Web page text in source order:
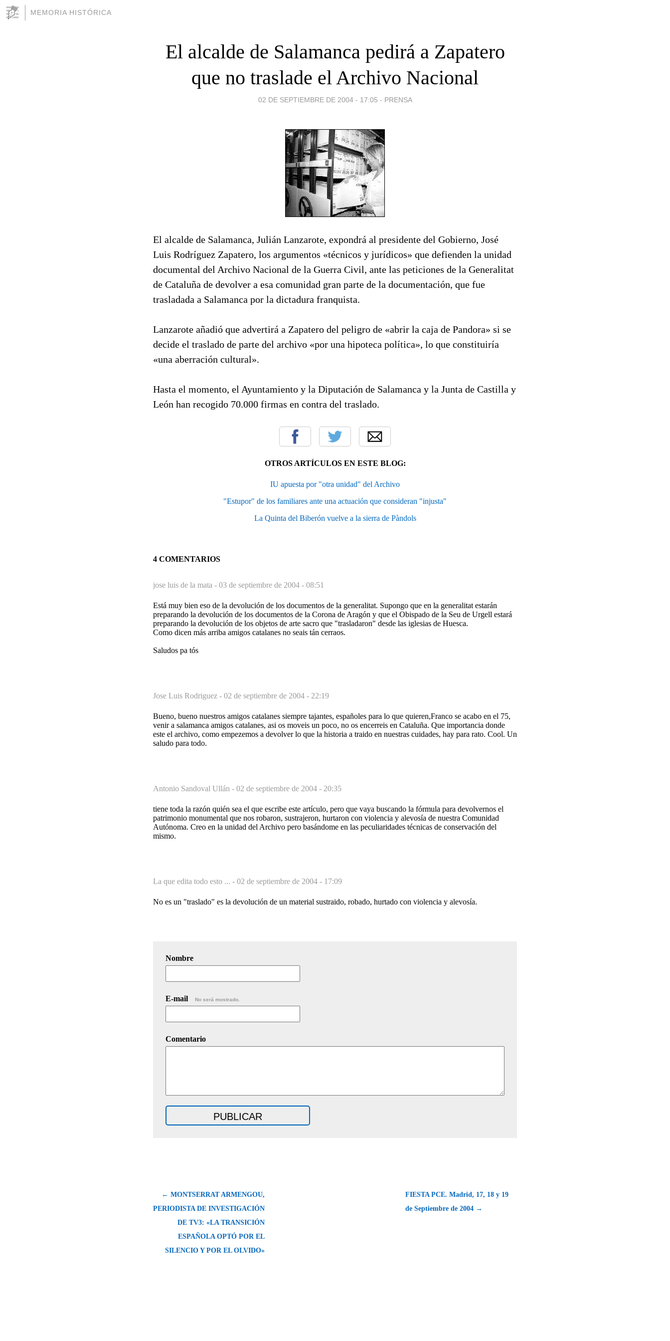
MEMORIA HISTÓRICA
El alcalde de Salamanca pedirá a Zapatero
que no traslade el Archivo Nacional
02 DE SEPTIEMBRE DE 2004 - 17:05 - PRENSA
El alcalde de Salamanca, Julián Lanzarote, expondrá al presidente del Gobierno, José
Luis Rodríguez Zapatero, los argumentos «técnicos y jurídicos» que defienden la unidad
documental del Archivo Nacional de la Guerra Civil, ante las peticiones de la Generalitat
de Cataluña de devolver a esa comunidad gran parte de la documentación, que fue
trasladada a Salamanca por la dictadura franquista.
Lanzarote añadió que advertirá a Zapatero del peligro de «abrir la caja de Pandora» si se
decide el traslado de parte del archivo «por una hipoteca política», lo que constituiría
«una aberración cultural».
Hasta el momento, el Ayuntamiento y la Diputación de Salamanca y la Junta de Castilla y
León han recogido 70.000 firmas en contra del traslado.
OTROS ARTÍCULOS EN ESTE BLOG:
IU apuesta por "otra unidad" del Archivo
"Estupor" de los familiares ante una actuación que consideran "injusta"
La Quinta del Biberón vuelve a la sierra de Pàndols
4 COMENTARIOS
jose luis de la mata - 03 de septiembre de 2004 - 08:51
Está muy bien eso de la devolución de los documentos de la generalitat. Supongo que en la generalitat estarán
preparando la devolución de los documentos de la Corona de Aragón y que el Obispado de la Seu de Urgell estará
preparando la devolución de los objetos de arte sacro que "trasladaron" desde las iglesias de Huesca.
Como dicen más arriba amigos catalanes no seais tán cerraos.
Saludos pa tós
Jose Luis Rodriguez - 02 de septiembre de 2004 - 22:19
Bueno, bueno nuestros amigos catalanes siempre tajantes, españoles para lo que quieren,Franco se acabo en el 75,
venir a salamanca amigos catalanes, asi os moveis un poco, no os encerreis en Cataluña. Que importancia donde
este el archivo, como empezemos a devolver lo que la historia a traido en nuestras cuidades, hay para rato. Cool. Un
saludo para todo.
Antonio Sandoval Ullán - 02 de septiembre de 2004 - 20:35
tiene toda la razón quién sea el que escribe este artículo, pero que vaya buscando la fórmula para devolvernos el
patrimonio monumental que nos robaron, sustrajeron, hurtaron con violencia y alevosía de nuestra Comunidad
Autónoma. Creo en la unidad del Archivo pero basándome en las peculiaridades técnicas de conservación del
mismo.
La que edita todo esto ... - 02 de septiembre de 2004 - 17:09
No es un "traslado" es la devolución de un material sustraido, robado, hurtado con violencia y alevosía.
Nombre
E-mail No será mostrado.
Comentario
← MONTSERRAT ARMENGOU,
PERIODISTA DE INVESTIGACIÓN
DE TV3: «LA TRANSICIÓN
ESPAÑOLA OPTÓ POR EL
SILENCIO Y POR EL OLVIDO»
FIESTA PCE. Madrid, 17, 18 y 19
de Septiembre de 2004 →